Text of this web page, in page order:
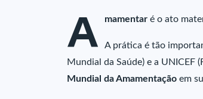
A mamentar é o ato
A prática é tão
Mundial da Saúde) e a UNICEF
Mundial da Amamentação em